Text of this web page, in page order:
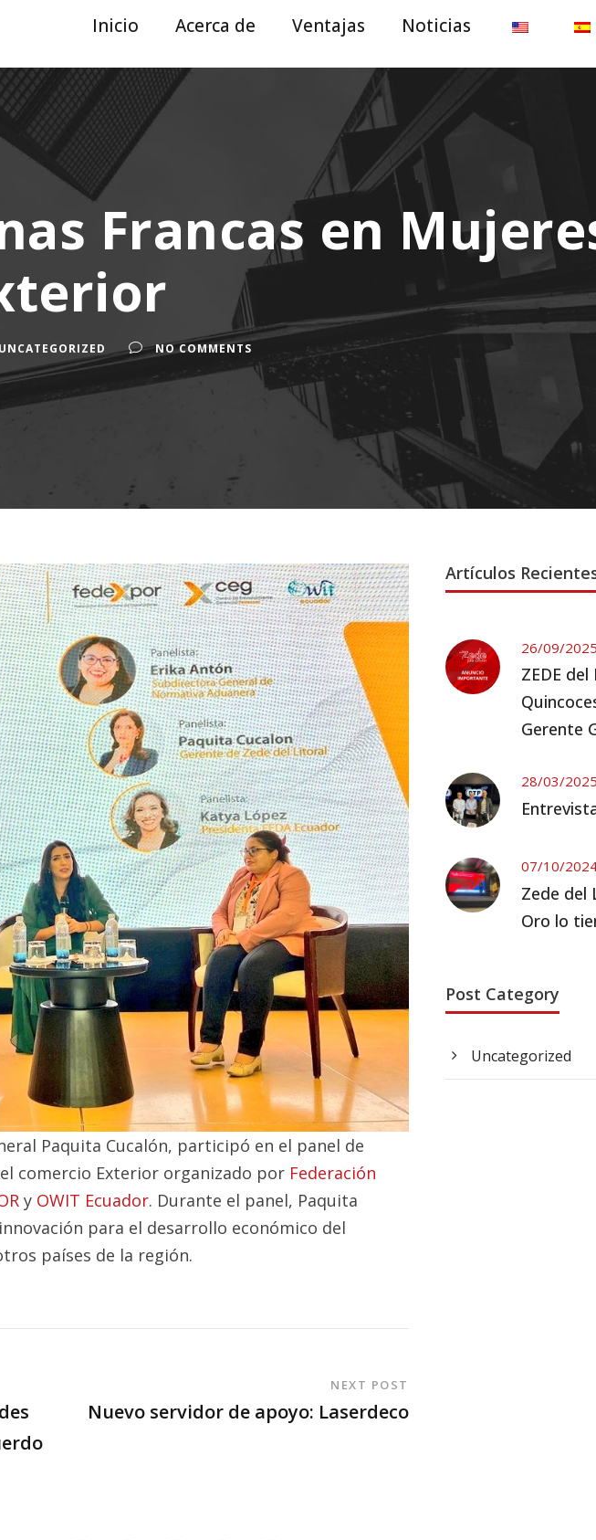
Inicio Acerca de Ventajas Noticias
Francas en
UNCATEGORIZED NO COMMENTS
Paquita Cucalón, participó en el panel de
comercio Exterior organizado por Federación
y OWIT Ecuador. Durante el panel, Paquita
para el desarrollo económico del
países de la región.
NEXT POST
Nuevo servidor de apoyo: Laserdeco
Artículos
26/09/2025
ZEDE
Gerente
28/03/2025
07/10/
Zede del
Oro lo
Post Category
Uncategorized